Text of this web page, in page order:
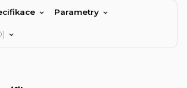
Parametry